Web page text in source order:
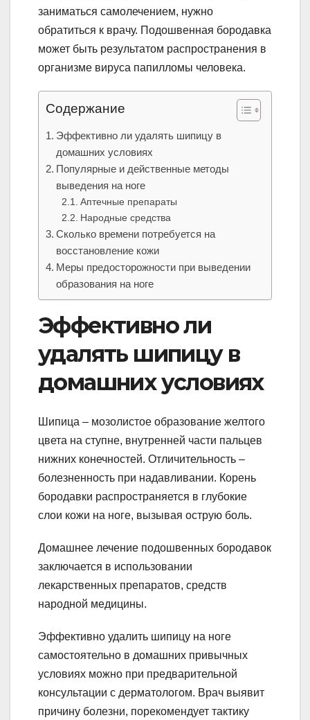
заниматься самолечением, нужно
обратиться к врачу. Подошвенная бородавка
может быть результатом распространения в
организме вируса папилломы человека.
Содержание
Эффективно ли удалять шипицу в
домашних условиях
Популярные и действенные методы
выведения на ноге
Аптечные препараты
Народные средства
Сколько времени потребуется на
восстановление кожи
Меры предосторожности при выведении
образования на ноге
Эффективно ли
удалять шипицу в
домашних условиях
Шипица – мозолистое образование желтого
цвета на ступне, внутренней части пальцев
нижних конечностей. Отличительность –
болезненность при надавливании. Корень
бородавки распространяется в глубокие
слои кожи на ноге, вызывая острую боль.
Домашнее лечение подошвенных бородавок
заключается в использовании
лекарственных препаратов, средств
народной медицины.
Эффективно удалить шипицу на ноге
самостоятельно в домашних привычных
условиях можно при предварительной
консультации с дерматологом. Врач выявит
причину болезни, порекомендует тактику